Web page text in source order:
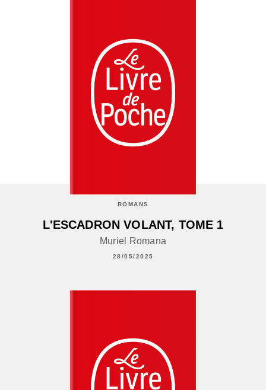
ROMANS
L'ESCADRON VOLANT, TOME 1
Muriel Romana
28/05/2025